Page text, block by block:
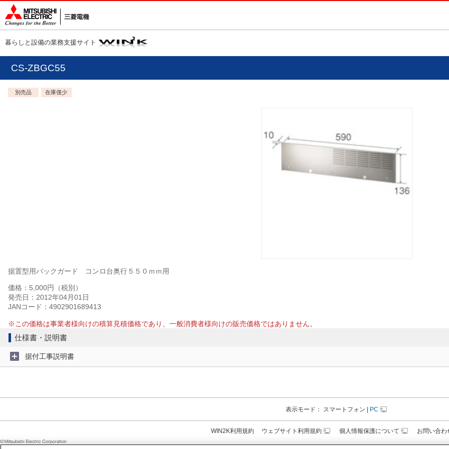
暮らしと設備の業務支援サイト
CS-ZBGC55
別売品 在庫僅少
据置型用バックガード コンロ台奥行５５０ｍｍ用
価格：5,000円（税別）
発売日：2012年04月01日
JANコード：4902901689413
※この価格は事業者様向けの積算見積価格であり、一般消費者様向けの販売価格ではありません。
仕様書・説明書
据付工事説明書
表示モード： スマートフォン PC
WIN2K利用規約 ウェブサイト利用規約 個人情報保護について お問い合わ